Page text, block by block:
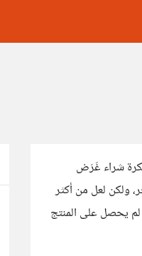
شراء غَرَض
ولكن لعل من أكثر
يحصل على المنتج